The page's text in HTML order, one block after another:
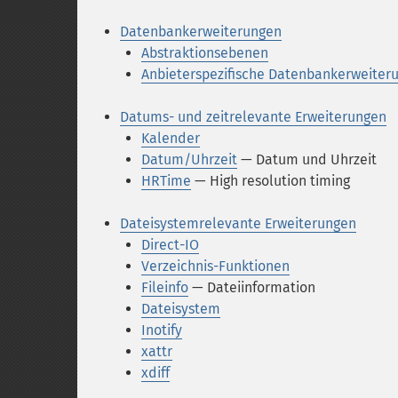
Datenbankerweiterungen
Abstraktionsebenen
Anbieterspezifische
Datums- und zeitrelevante Erweiterungen
Kalender
Datum/Uhrzeit — Datum und Uhrzeit
HRTime — High resolution timing
Dateisystemrelevante Erweiterungen
Direct-IO
Verzeichnis-Funktionen
Fileinfo — Dateiinformation
Dateisystem
Inotify
xattr
xdiff